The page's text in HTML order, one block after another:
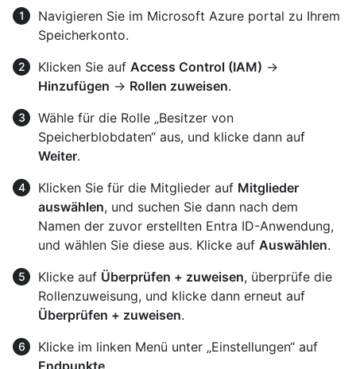
Navigieren Sie im Microsoft Azure portal zu Ihrem
Speicherkonto.
Klicken Sie auf Access Control (IAM) →
Hinzufügen → Rollen zuweisen.
Wähle für die Rolle „Besitzer von
Speicherblobdaten“ aus, und klicke dann auf
Weiter.
Klicken Sie für die Mitglieder auf Mitglieder
auswählen, und suchen Sie dann nach dem
Namen der zuvor erstellten Entra ID-Anwendung,
und wählen Sie diese aus. Klicke auf Auswählen.
Klicke auf Überprüfen + zuweisen, überprüfe die
Rollenzuweisung, und klicke dann erneut auf
Überprüfen + zuweisen.
Klicke im linken Menü unter „Einstellungen“ auf